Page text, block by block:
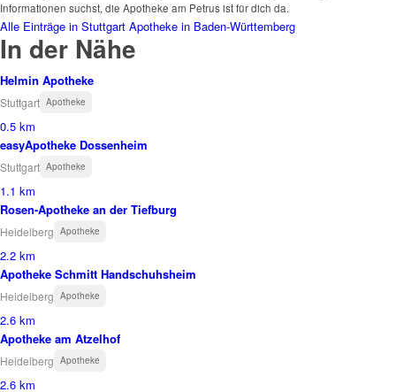
Informationen suchst, die Apotheke am Petrus ist für dich da.
Alle Einträge in Stuttgart Apotheke in Baden-Württemberg
In der Nähe
Helmin Apotheke
Stuttgart Apotheke
0.5 km
easyApotheke Dossenheim
Stuttgart Apotheke
1.1 km
Rosen-Apotheke an der Tiefburg
Heidelberg Apotheke
2.2 km
Apotheke Schmitt Handschuhsheim
Heidelberg Apotheke
2.6 km
Apotheke am Atzelhof
Heidelberg Apotheke
2.6 km